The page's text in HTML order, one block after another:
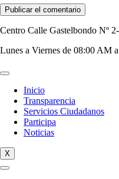
Centro Calle Gastelbondo Nº
Lunes a Viernes de 08:00 AM
Inicio
Transparencia
Servicios Ciudadanos
Participa
Noticias
X